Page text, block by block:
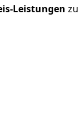
Leistungen zu